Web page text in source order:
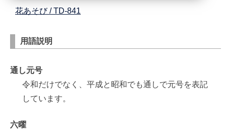
花あそび / TD-841
用語説明
通し元号
令和だけでなく、平成と昭和でも通しで元号を表記
しています。
六曜